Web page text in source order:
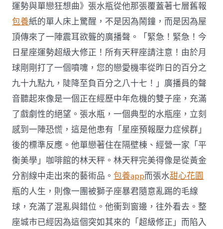
運勢與單戀狂想曲》張水瓶從他那張覆蓋著七層舊報
包養紙的單人床上驚醒，不是因為鬧鐘，而是因為屋
頂傳來了一陣震耳欲聾的廣播聲。「緊急！緊急！今
日星座運勢超級大修正！所有天秤座請注意！由於月
球剛剛打了一個噴嚏，您的戀愛機率從昨日的百分之
九十九點九，陡降至負百分之八十七！」廣播員的聲
音聽起來像是一個正在經歷中年危機的雙子座，充滿
了戲劇性的絕望。張水瓶，一個典型的水瓶座，立刻
感到一陣恐慌，這是他患有「星座預報壓力症候群」
後的標準反應。他單戀著住在隔壁棟、經營一家「平
衡美學」咖啡館的林天秤。林天秤完美得像是從黃金
分割線中走出來的藝術品。包養app而張水甜心花園
瓶的人生，則像一團被獅子座暴君隨意亂踢的毛線
球，充滿了混亂與錯位。他衝到窗邊，往外看去。整
座城市已經因為這個突如其來的「超級修正」而陷入